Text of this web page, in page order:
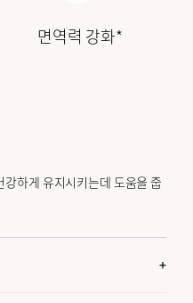
면역력 강화*
하게 유지시키는데 도움을 줍